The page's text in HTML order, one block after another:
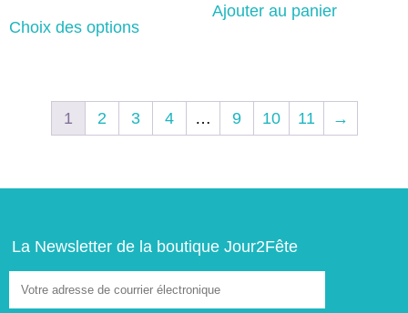
Choix des optionsproduit
options
peuvent
être
la
produit
Ajouter au panier
1 2 3 4 … 9 10 11 →
La Newsletter de la boutique Jour2Fête